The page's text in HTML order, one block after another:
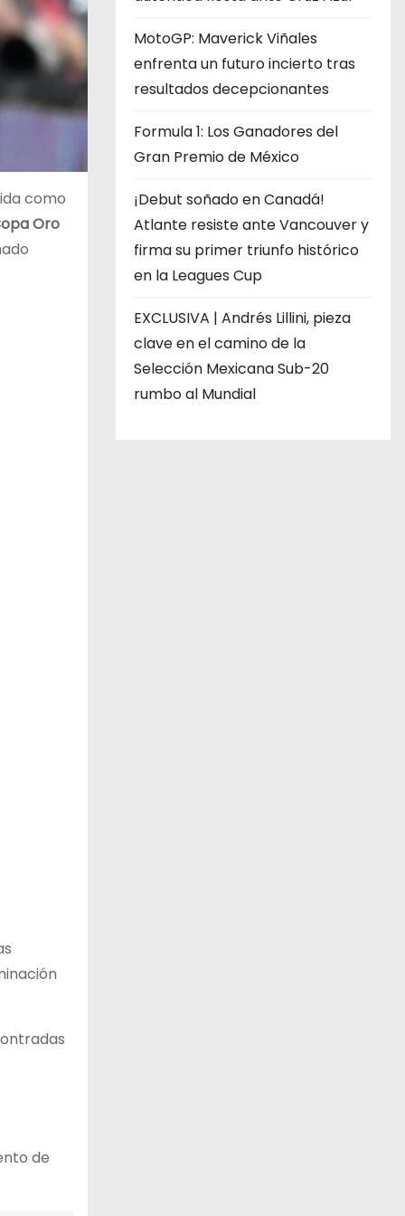
como
Oro
de
MotoGP: Maverick Viñales
enfrenta un futuro incierto tras
resultados decepcionantes
Formula 1: Los Ganadores del
Gran Premio de México
¡Debut soñado en Canadá!
Atlante resiste ante Vancouver y
firma su primer triunfo histórico
en la Leagues Cup
EXCLUSIVA | Andrés Lillini, pieza
clave en el camino de la
Selección Mexicana Sub-20
rumbo al Mundial